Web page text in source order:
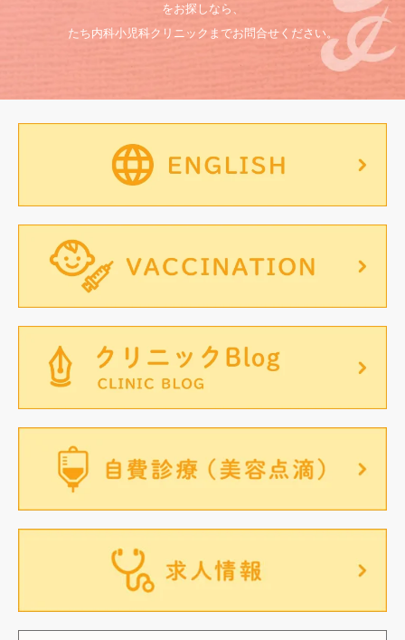
をお探しなら、
たち内科小児科クリニックまでお問合せください。